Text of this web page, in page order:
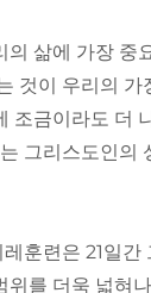
삶에 가장 중
것이 우리의 가
조금이라도 더
그리스도인의
훈련은 21일
를 더욱 넓혀